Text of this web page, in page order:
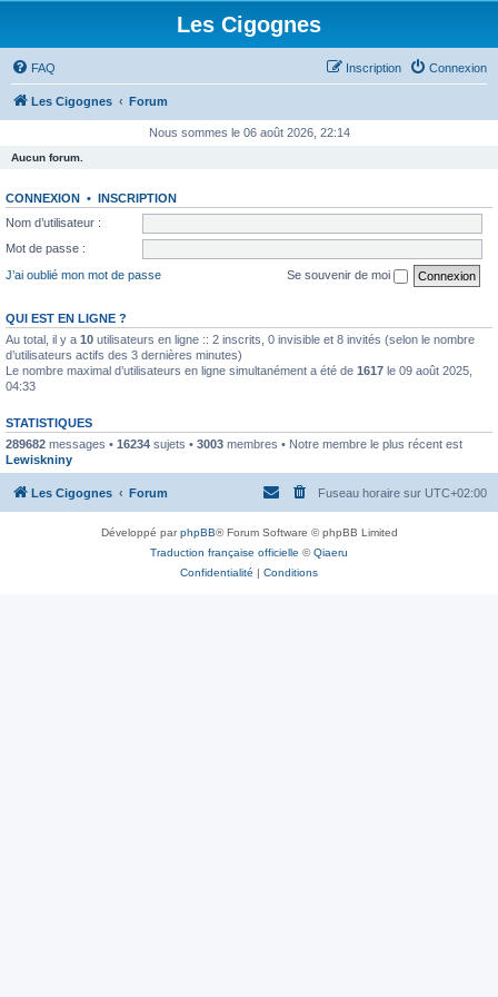
Les Cigognes
FAQ Connexion
Inscription
Les Cigognes Forum
Nous sommes le 06 août 2026, 22:14
Aucun forum.
CONNEXION • INSCRIPTION
Nom d’utilisateur :
Mot de passe :
J’ai oublié mon mot de passe
Se souvenir de moi
QUI EST EN LIGNE ?
Au total, il y a 10 utilisateurs en ligne :: 2 inscrits, 0 invisible et 8 invités (selon le nombre
d’utilisateurs actifs des 3 dernières minutes)
Le nombre maximal d’utilisateurs en ligne simultanément a été de 1617 le 09 août 2025,
04:33
STATISTIQUES
289682 messages • 16234 sujets • 3003 membres • Notre membre le plus récent est
Lewiskniny
Les Cigognes Forum Fuseau horaire sur UTC+02:00
Développé parphpBB® Forum Software © phpBB Limited
Traduction française officielle ©Qiaeru
Confidentialité | Conditions